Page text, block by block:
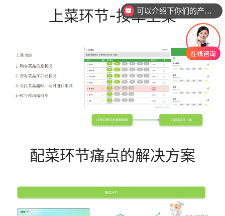
上菜环节-按单上菜
配菜环节痛点的解决方案
可以介绍下你们的产品么